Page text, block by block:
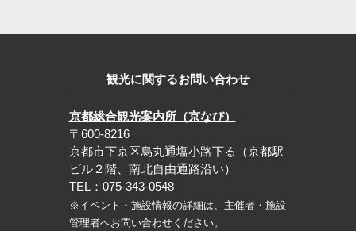
観光に関するお問い合わせ
京都総合観光案内所（京なび）
〒600-8216
京都市下京区烏丸通塩小路下る（京都駅
ビル２階、南北自由通路沿い）
TEL：075-343-0548
※イベント・施設情報の詳細は、主催者・施設
管理者へお問い合わせください。